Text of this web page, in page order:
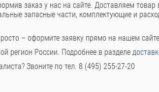
заказ у нас на сайте. Доставляем
запасные части, комплектующие и
– оформите заявку прямо на нашем сайте
регион России. Подробнее в разделе
Звоните по тел. 8 (495) 255-27-20